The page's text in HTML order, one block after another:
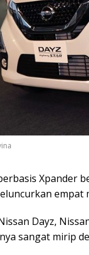
Xpander
empat
Dayz,
sangat mirip